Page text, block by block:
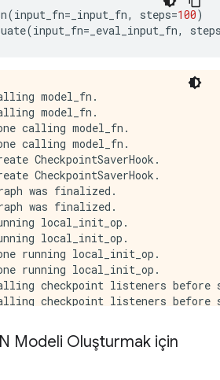
(input_fn= _input_fn, steps=100)
(input_fn= _eval_input_fn,
model_fn.
model_fn.
calling model_fn.
calling model_fn.
CheckpointSaverHook.
CheckpointSaverHook.
was finalized.
was finalized.
local_init_op.
local_init_op.
running local_init_op.
running local_init_op.
checkpoint listeners before
checkpoint listeners before
checkpoints for 0 into /tmp/
checkpoint listeners after
checkpoint listeners after
Modeli Oluşturmak için